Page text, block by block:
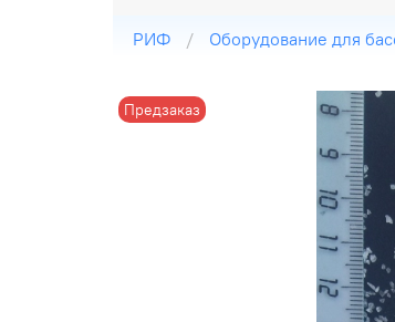
РИФ Оборудование для
Предзаказ